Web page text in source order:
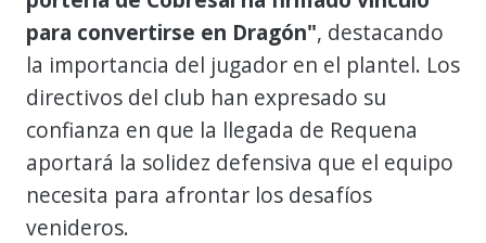
para convertirse en Dragón", destacando
la importancia del jugador en el plantel. Los
directivos del club han expresado su
confianza en que la llegada de Requena
aportará la solidez defensiva que el equipo
necesita para afrontar los desafíos
venideros.